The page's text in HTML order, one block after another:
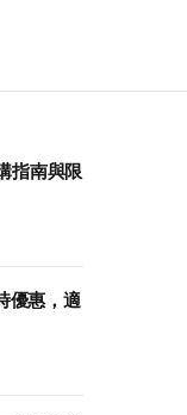
指南與限
優惠，適